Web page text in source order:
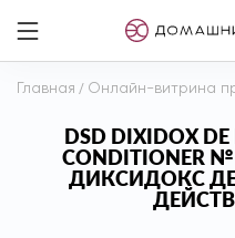
Главная / Онлайн-витрина
DSD DIXIDOX DE
CONDITIONER
ДИКСИДОКС